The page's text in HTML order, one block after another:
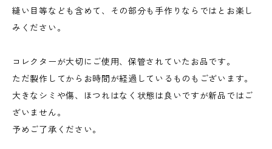
縫い目等なども含めて、その部分も手作りならではとお楽し
みください。
コレクターが大切にご使用、保管されていたお品です。
ただ製作してからお時間が経過しているものもございます。
大きなシミや傷、ほつれはなく状態は良いですが新品ではご
ざいません。
予めご了承ください。